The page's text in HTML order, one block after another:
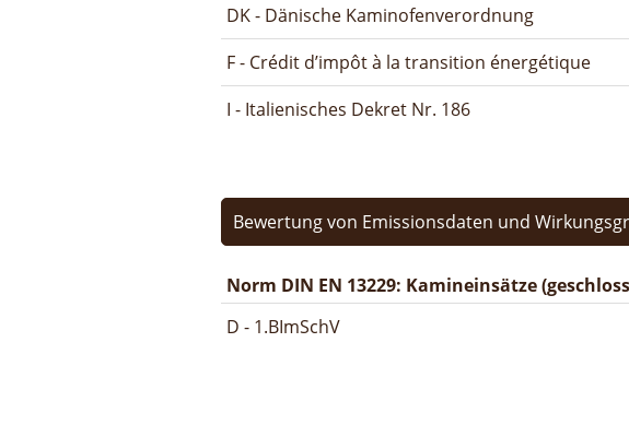
DK - Dänische Kaminofenverordnung
F - Crédit d’impôt à la transition énergétique
I - Italienisches Dekret Nr. 186
Bewertung von Emissionsdaten und
Norm DIN EN 13229: Kamineinsätze
D - 1.BImSchV